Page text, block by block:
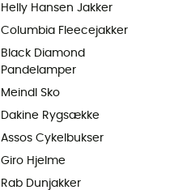
Helly Hansen Jakker
Columbia Fleecejakker
Black Diamond
Pandelamper
Meindl Sko
Dakine Rygsække
Assos Cykelbukser
Giro Hjelme
Rab Dunjakker